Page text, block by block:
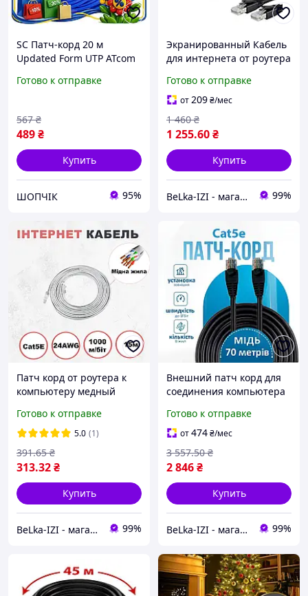
SC Патч-корд 20 м
Updated Form UTP ATcom
домашней сети
CH2_99K
Готово к отправке
489₴
567 ₴
Купить
ШОПЧІК 95%
Экранированный Кабель
для интернета от роутера
GEAR 50 м Патч корд LAN
1 Гбит/с
Готово к отправке
от209₴/мес
1 255.60₴
1 460 ₴
Купить
BeLka-IZI - магазин электроники и товаров для дома 99%
Патч корд от роутера к
компьютеру медный
24AWG для интернета с
скорость 1 Гбит/с
Готово к отправке
5.0 (1)
313.32₴
391.65 ₴
Купить
BeLka-IZI - магазин электроники и товаров для дома 99%
Внешний патч корд для
соединения компьютера
кабель 70м Cat5e медный
проводник 1Гбит
Готово к отправке
от474₴/мес
2 846₴
3 557.50 ₴
Купить
BeLka-IZI - магазин электроники и товаров для дома 99%